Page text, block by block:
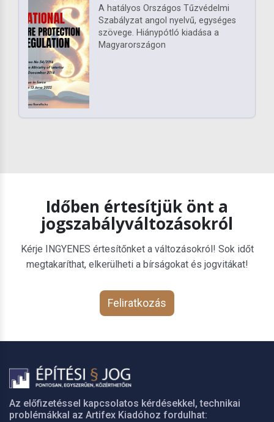
A hatályos Országos Tűzvédelmi
Szabályzat angol nyelvű, egységes
szövege. Hiánypótló kiadása a
Magyarországon
Időben értesítjük önt a
jogszabályváltozásokról
Kérje INGYENES értesítőnket a változásokról! Sok időt
megtakaríthat, elkerülheti a bírságokat és jogvitákat!
Feliratkozás
Az előfizetéssel kapcsolatos kérdésekkel, technikai
problémákkal az Artifex Kiadóhoz fordulhat: